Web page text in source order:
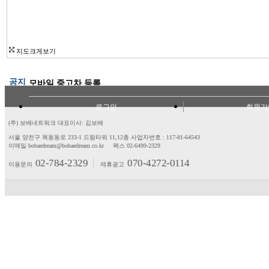
지도크게보기
공지 모바일 중고차 등록
로그인 회원
(주) 보배네트워크 대표이사: 김보배
서울 양천구 목동동로 233-1 드림타워 11,12층 사업자번호 : 117-81-64543
이메일 bobaedream@bobaedream.co.kr
팩스 02-6499-2329
이용문의 02-784-2329 제휴광고 070-4272-0114